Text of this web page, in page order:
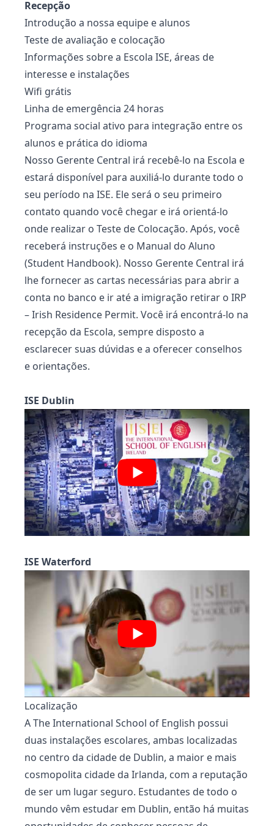
Recepção
Introdução a nossa equipe e alunos
Teste de avaliação e colocação
Informações sobre a Escola ISE, áreas de
interesse e instalações
Wifi grátis
Linha de emergência 24 horas
Programa social ativo para integração entre os
alunos e prática do idioma
Nosso Gerente Central irá recebê-lo na Escola e
estará disponível para auxiliá-lo durante todo o
seu período na ISE. Ele será o seu primeiro
contato quando você chegar e irá orientá-lo
onde realizar o Teste de Colocação. Após, você
receberá instruções e o Manual do Aluno
(Student Handbook). Nosso Gerente Central irá
lhe fornecer as cartas necessárias para abrir a
conta no banco e ir até a imigração retirar o IRP
– Irish Residence Permit. Você irá encontrá-lo na
recepção da Escola, sempre disposto a
esclarecer suas dúvidas e a oferecer conselhos
e orientações.
ISE Dublin
ISE Waterford
Localização
A The International School of English possui
duas instalações escolares, ambas localizadas
no centro da cidade de Dublin, a maior e mais
cosmopolita cidade da Irlanda, com a reputação
de ser um lugar seguro. Estudantes de todo o
mundo vêm estudar em Dublin, então há muitas